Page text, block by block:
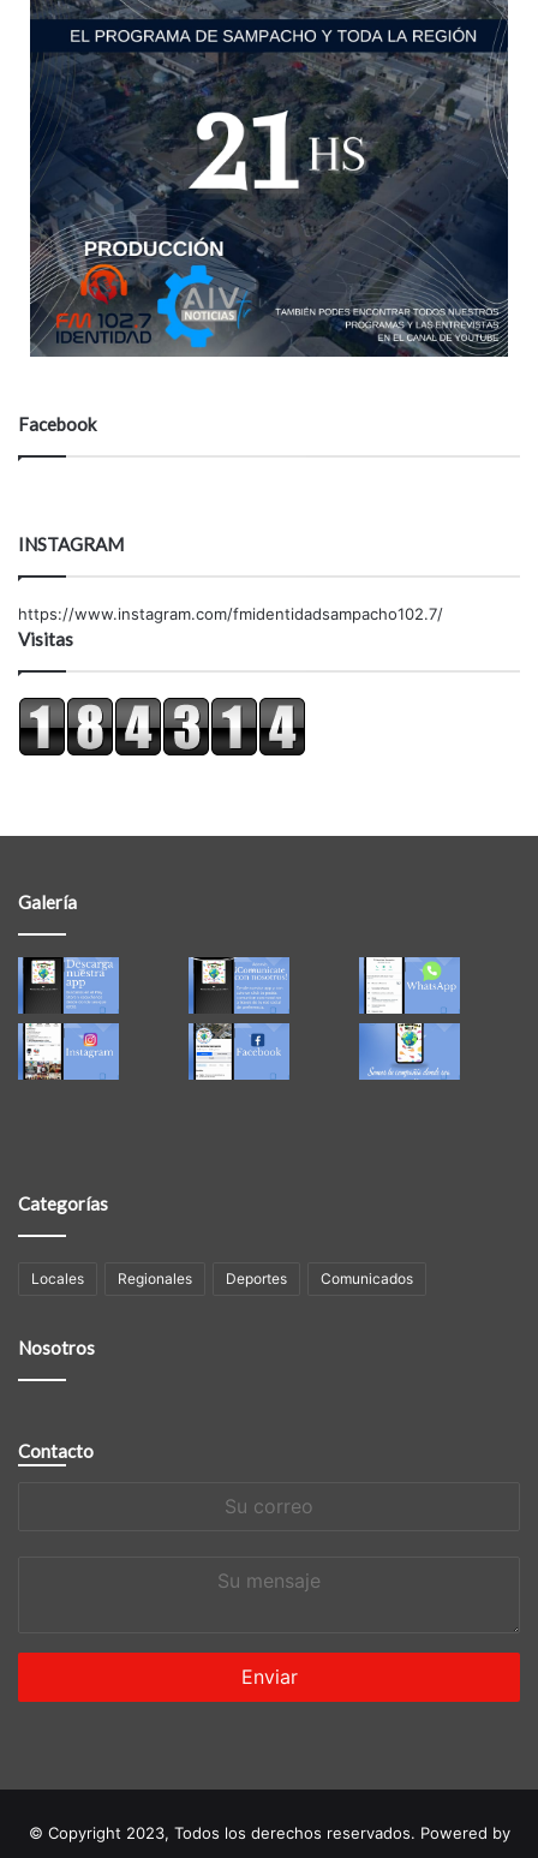
Facebook
INSTAGRAM
https://www.instagram.com/fmidentidadsampacho102.7/
Visitas
Galería
Categorías
Locales Regionales Deportes Comunicados
Nosotros
Contacto
© Copyright 2023, Todos los derechos reservados. Powered by